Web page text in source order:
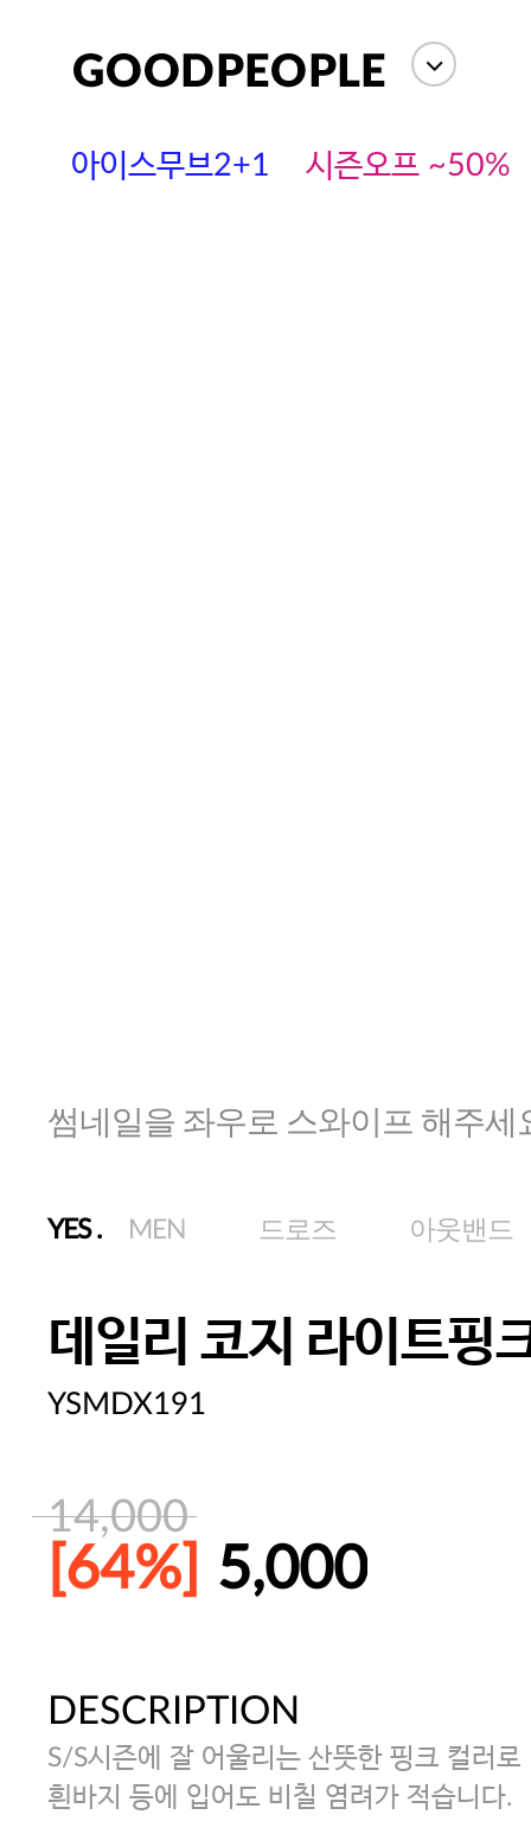
아이스무브2+1 시즌오프 ~50%
썸네일을 좌우로 스와이프 해주세
YES. MEN 드로즈 아웃밴드
데일리 코지 라이트핑
YSMDX191
14,000
[64%] 5,000
주말특가 20%(8.7~8.9)/5만원 이
[썸머블프] 1만원 할인 쿠폰(8.1~31)
DESCRIPTION
S/S시즌에 잘 어울리는 산뜻한 핑크 컬러로
흰바지 등에 입어도 비칠 염려가 적습니다.